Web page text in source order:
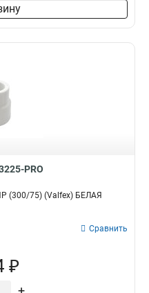
PRO
(300/75) (Valfex) БЕЛАЯ
Сравнить
₽